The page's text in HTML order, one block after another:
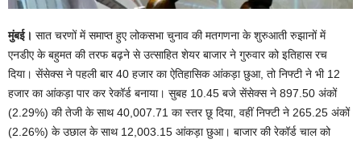
मुंबई। सात चरणों में समाप्त हुए लोकसभा चुनाव की मतगणना के शुरुआती रुझानों में
एनडीए के बहुमत की तरफ बढ़ने से उत्साहित शेयर बाजार ने गुरुवार को इतिहास रच
दिया। सेंसेक्स ने पहली बार 40 हजार का ऐतिहासिक आंकड़ा छुआ, तो निफ्टी ने भी 12
हजार का आंकड़ा पार कर रेकॉर्ड बनाया। सुबह 10.45 बजे सेंसेक्स ने 897.50 अंकों
(2.29%) की तेजी के साथ 40,007.71 का स्तर छू दिया, वहीं निफ्टी ने 265.25 अंकों
(2.26%) के उछाल के साथ 12,003.15 आंकड़ा छुआ। बाजार की रेकॉर्ड चाल को